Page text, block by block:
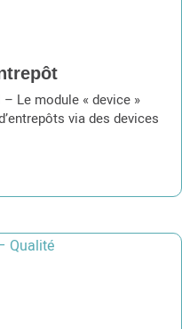
Le module « device »
via des devices